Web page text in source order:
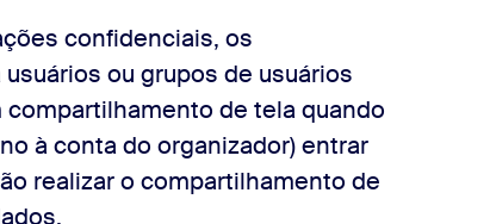
confidenciais, os
ou grupos de usuários
de tela quando
à conta do organizador) entrar
realizar o compartilhamento de